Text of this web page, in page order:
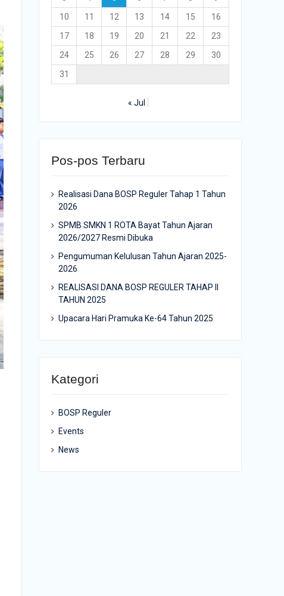
10
11 12 13 14 15
16
17
18 19 20 21 22
23
24
25 26 27 28 29
30
31
« Jul
Pos-pos Terbaru
Realisasi Dana BOSP Reguler Tahap 1 Tahun
2026
SPMB SMKN 1 ROTA Bayat Tahun Ajaran
2026/2027 Resmi Dibuka
Pengumuman Kelulusan Tahun Ajaran 2025-
2026
REALISASI DANA BOSP REGULER TAHAP II
TAHUN 2025
Upacara Hari Pramuka Ke-64 Tahun 2025
Kategori
BOSP Reguler
Events
News